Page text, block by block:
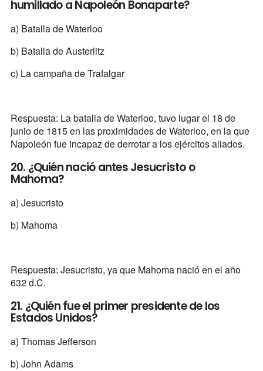
humillado a Napoleón Bonaparte?
a) Batalla de Waterloo
b) Batalla de Austerlitz
c) La campaña de Trafalgar
Respuesta: La batalla de Waterloo, tuvo lugar el 18 de
junio de 1815 en las proximidades de Waterloo, en la que
Napoleón fue incapaz de derrotar a los ejércitos aliados.
20. ¿Quién nació antes Jesucristo o
Mahoma?
a) Jesucristo
b) Mahoma
Respuesta: Jesucristo, ya que Mahoma nació en el año
632 d.C.
21. ¿Quién fue el primer presidente de los
Estados Unidos?
a) Thomas Jefferson
b) John Adams